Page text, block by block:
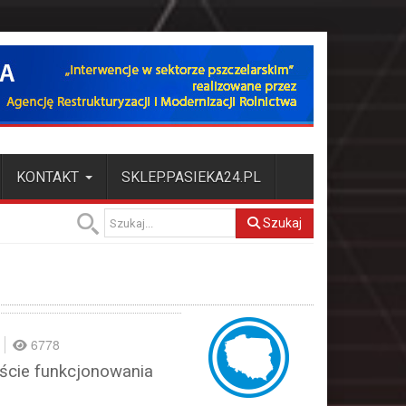
KONTAKT SKLEP.PASIEKA24.PL
Szukaj
6778
funkcjonowania